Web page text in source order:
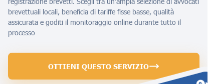
brevettuali locali, beneficia di tariffe fisse basse, qualità
assicurata e goditi il monitoraggio online durante tutto il
processo
OTTIENI QUESTO SERVIZIO